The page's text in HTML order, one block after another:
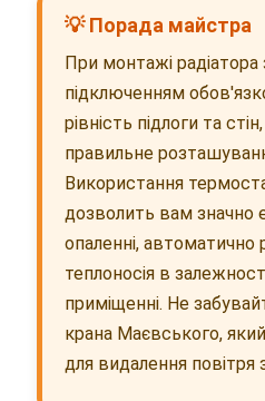
💡 Порада майстра
При монтажі
підключенням
рівність підлоги та
правильне
Використання
дозволить вам значно
опаленні,
теплоносія в
приміщенні. Не
крана Маєвського,
для видалення повітря